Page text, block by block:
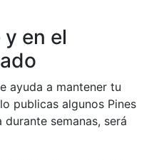
en el
ayuda a mantener tu
publicas algunos Pines
semanas, será